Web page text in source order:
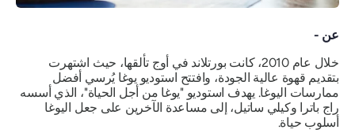
عن -
خلال عام 2010، كانت بورتلاند في أوج تألقها، حيث اشتهرت
بتقديم قهوة عالية الجودة، وافتتح استوديو يوغا يُرسي أفضل
ممارسات اليوغا. يهدف استوديو "يوغا من أجل الحياة"، الذي أسسه
راج باترا وكيلي ساتيل، إلى مساعدة الآخرين على جعل اليوغا
أسلوب حياة.